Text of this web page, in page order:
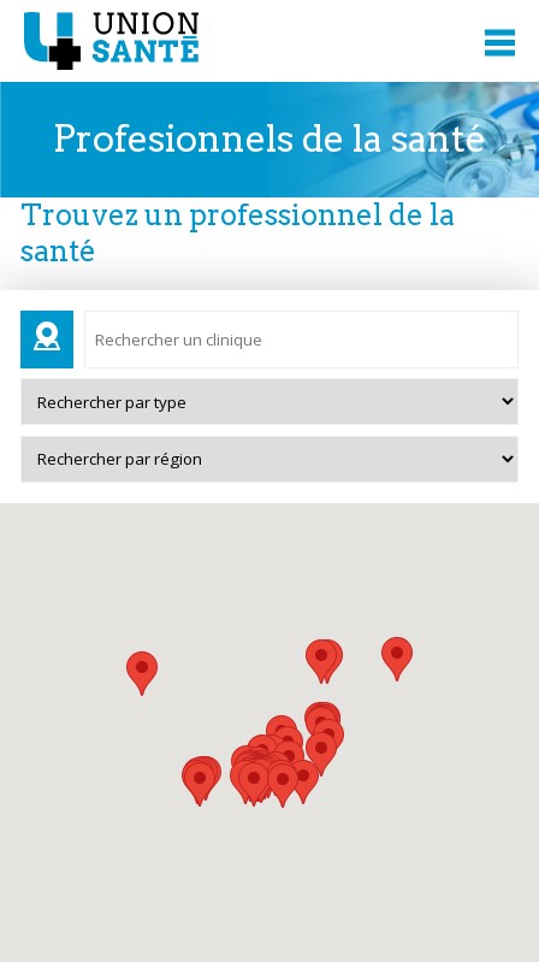
Profesionnels de la santé
Trouvez un professionnel de la
santé